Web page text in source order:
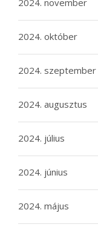
2024. november
2024. október
2024. szeptember
2024. augusztus
2024. július
2024. június
2024. május